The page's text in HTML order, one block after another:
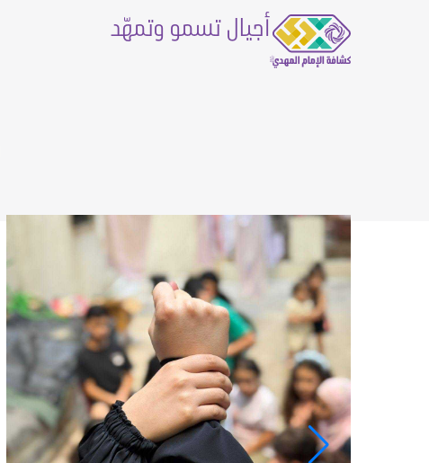
أجيال تسمو وتمهّد